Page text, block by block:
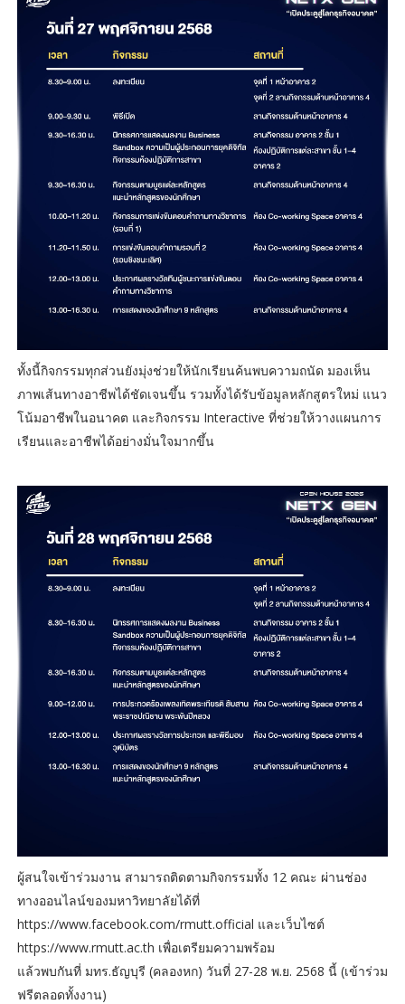
ทั้งนี้กิจกรรมทุกส่วนยังมุ่งช่วยให้นักเรียนค้นพบความถนัด มองเห็น
ภาพเส้นทางอาชีพได้ชัดเจนขึ้น รวมทั้งได้รับข้อมูลหลักสูตรใหม่ แนว
โน้มอาชีพในอนาคต และกิจกรรม Interactive ที่ช่วยให้วางแผนการ
เรียนและอาชีพได้อย่างมั่นใจมากขึ้น
ผู้สนใจเข้าร่วมงาน สามารถติดตามกิจกรรมทั้ง 12 คณะ ผ่านช่อง
ทางออนไลน์ของมหาวิทยาลัยได้ที่
https://www.facebook.com/rmutt.official และเว็บไซต์
https://www.rmutt.ac.th เพื่อเตรียมความพร้อม
แล้วพบกันที่ มทร.ธัญบุรี (คลองหก) วันที่ 27-28 พ.ย. 2568 นี้ (เข้าร่วม
ฟรีตลอดทั้งงาน)